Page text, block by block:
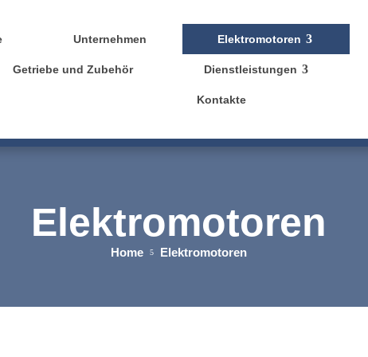
Unternehmen Elektromotoren
Getriebe und Zubehör Dienstleistungen
Kontakte
Elektromotoren
Home 5 Elektromotoren